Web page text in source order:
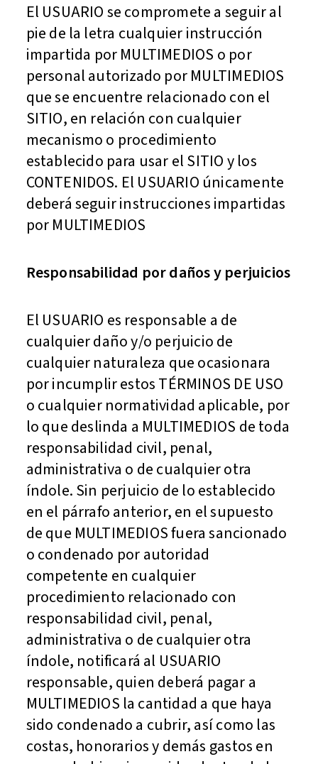
El USUARIO se compromete a seguir al
pie de la letra cualquier instrucción
impartida por MULTIMEDIOS o por
personal autorizado por MULTIMEDIOS
que se encuentre relacionado con el
SITIO, en relación con cualquier
mecanismo o procedimiento
establecido para usar el SITIO y los
CONTENIDOS. El USUARIO únicamente
deberá seguir instrucciones impartidas
por MULTIMEDIOS
Responsabilidad por daños y perjuicios
El USUARIO es responsable a de
cualquier daño y/o perjuicio de
cualquier naturaleza que ocasionara
por incumplir estos TÉRMINOS DE USO
o cualquier normatividad aplicable, por
lo que deslinda a MULTIMEDIOS de toda
responsabilidad civil, penal,
administrativa o de cualquier otra
índole. Sin perjuicio de lo establecido
en el párrafo anterior, en el supuesto
de que MULTIMEDIOS fuera sancionado
o condenado por autoridad
competente en cualquier
procedimiento relacionado con
responsabilidad civil, penal,
administrativa o de cualquier otra
índole, notificará al USUARIO
responsable, quien deberá pagar a
MULTIMEDIOS la cantidad a que haya
sido condenado a cubrir, así como las
costas, honorarios y demás gastos en